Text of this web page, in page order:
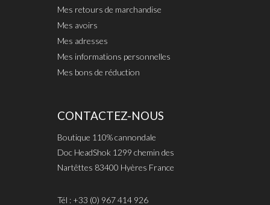
Mes retours de marchandise
Mes avoirs
Mes adresses
Mes informations personnelles
Mes bons de réduction
CONTACTEZ-NOUS
Boutique 110% cannondale
Doc HeadShok 1299 chemin des
Nartêttes 83400 Hyères France
Tél : +33 (0) 967 414 926